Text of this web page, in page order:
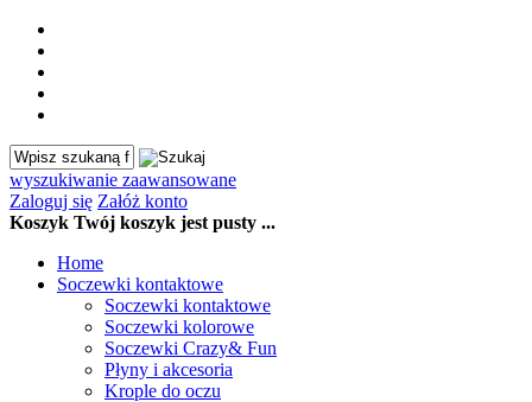
wyszukiwanie zaawansowane
Zaloguj się Załóż konto
Koszyk Twój koszyk jest pusty ...
Home
Soczewki kontaktowe
Soczewki kontaktowe
Soczewki kolorowe
Soczewki Crazy& Fun
Płyny i akcesoria
Krople do oczu